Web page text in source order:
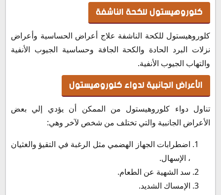
كلوروهيستول للكحة الناشفة
كلوروهيستول للكحة الناشفة علاج أعراض الحساسية وأعراض
نزلات البرد الحادة والكحة الجافة وحساسية الجيوب الأنفية
والتهاب الجيوب الأنفية.
الأعراض الجانبية لدواء كلوروهيستول
تناول دواء كلوروهيستول من الممكن أن يؤدي إلي بعض
الأعراض الجانبية والتي تختلف من شخص لآخر وهي:
اضطرابات الجهاز الهضمي مثل الرغبة في التقيؤ والغثيان
، الإسهال.
سد الشهية عن الطعام.
الإمساك الشديد.